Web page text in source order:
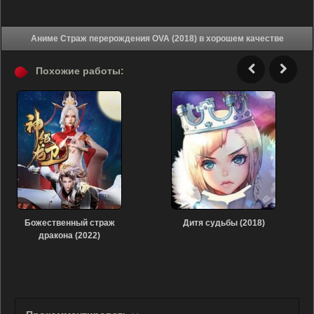
Аниме Страж перерождения OVA (2018) в хорошем качестве
Похожие работы:
Божественный страж
дракона (2022)
Дитя судьбы (2018)